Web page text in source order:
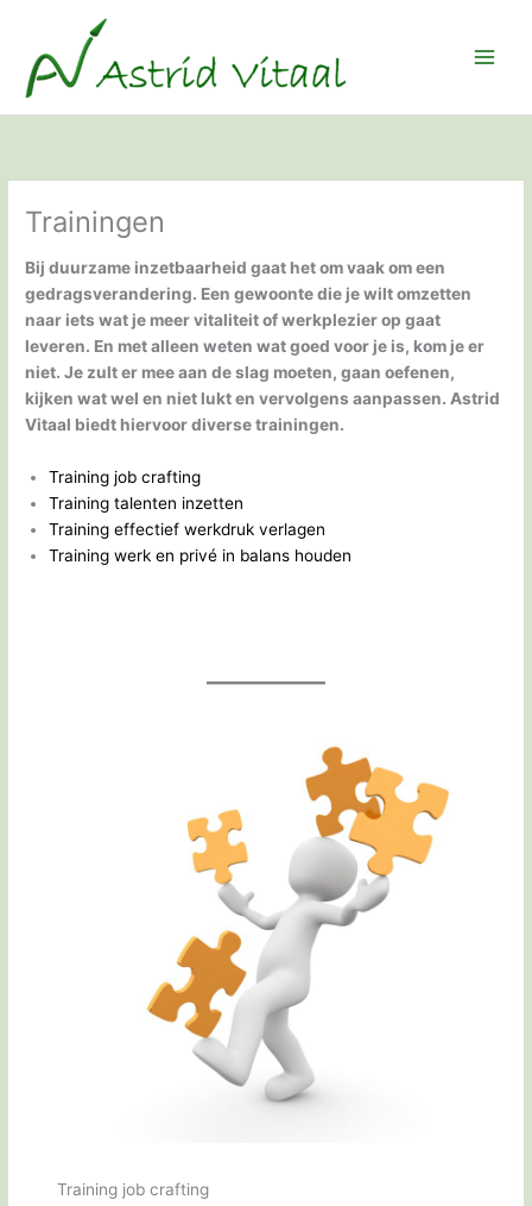
inhoud
Trainingen
Bij duurzame inzetbaarheid gaat het om vaak om een
gedragsverandering. Een gewoonte die je wilt omzetten
naar iets wat je meer vitaliteit of werkplezier op gaat
leveren. En met alleen weten wat goed voor je is, kom je er
niet. Je zult er mee aan de slag moeten, gaan oefenen,
kijken wat wel en niet lukt en vervolgens aanpassen. Astrid
Vitaal biedt hiervoor diverse trainingen.
Training job crafting
Training talenten inzetten
Training effectief werkdruk verlagen
Training werk en privé in balans houden
Training job crafting